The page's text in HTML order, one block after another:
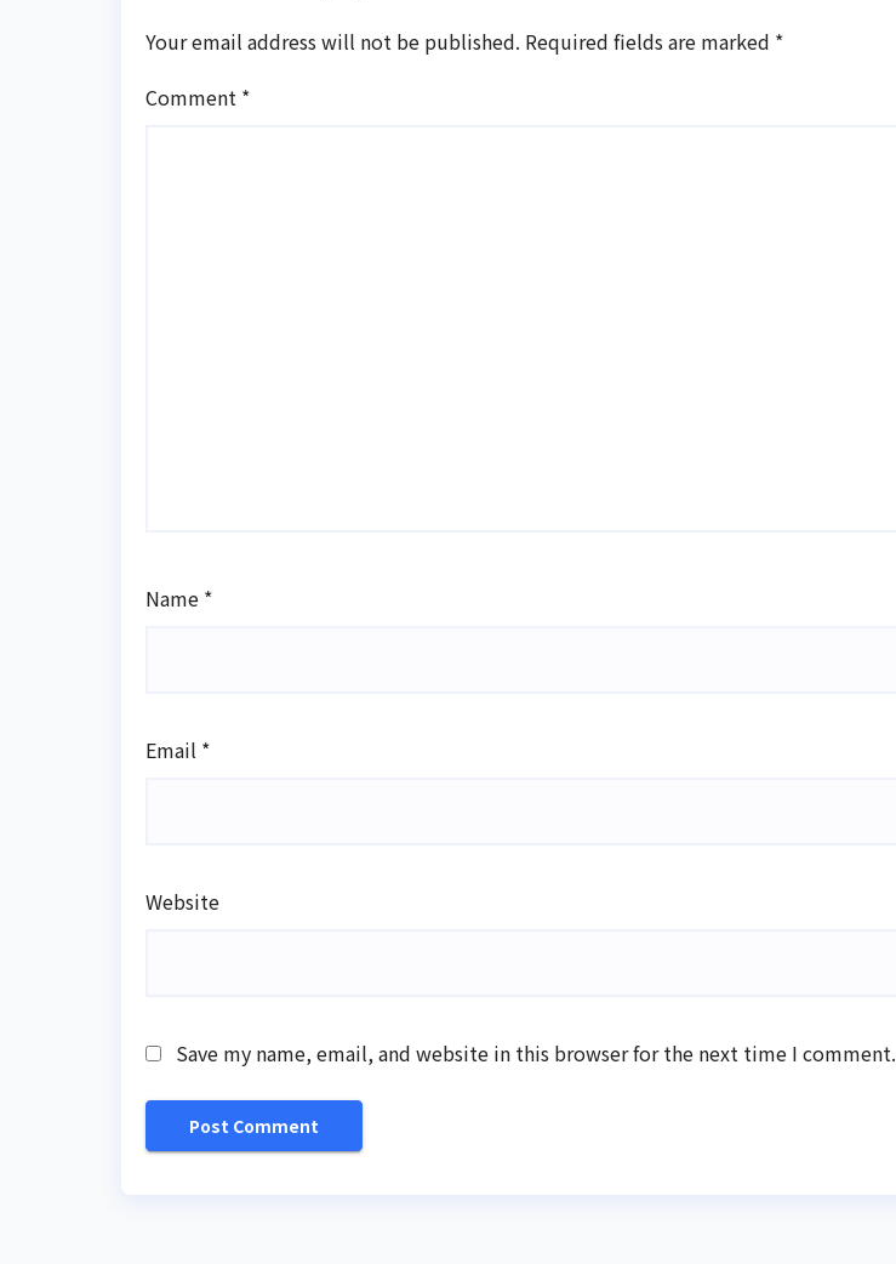
Your email address will not be published. Required fields are marked *
Comment *
Name *
Email *
Website
Save my name, email, and website in this browser for the next time I comment.